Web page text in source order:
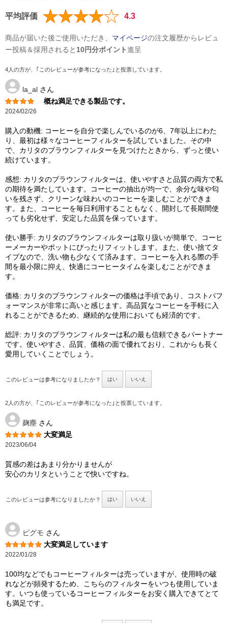
平均評価 4.3
商品が届いた後ご使用いただき、 マイページの注文履歴からレビュ
ー投稿＆採用されると 10円分ポイント進呈
4人の方が、｢このレビューが参考になった｣と投票しています。
la_al さん
概ね満足できる製品です。
2024/02/26
購入の動機: コーヒーを自分で楽しんでいるのが6、7年以上にわた
り、最初は様々なコーヒーフィルターを試していました。その中
で、カリタのブラウンフィルターを見つけたときから、ずっと使い
続けています。
感想: カリタのブラウンフィルターは、使いやすさと品質の両方で私
の期待を満たしています。コーヒーの抽出が均一で、余分な味や匂
いを残さず、クリーンな味わいのコーヒーを楽しむことができま
す。また、コーヒーを毎日利用することもなく、開封して長期間使
っても劣化せず、安定した品質を保っています。
使い勝手: カリタのブラウンフィルターは取り扱いが簡単で、コーヒ
ーメーカーやポットにぴったりフィットします。また、使い捨てタ
イプなので、洗い物も少なくて済みます。コーヒーを入れる際の手
間を最小限に抑え、快適にコーヒータイムを楽しむことができま
す。
価格: カリタのブラウンフィルターの価格は手頃であり、コストパフ
ォーマンスが非常に高いと感じます。高品質なコーヒーを手軽に入
れることができるため、継続的な使用においても経済的です。
総評: カリタのブラウンフィルターは私の最も信頼できるパートナー
です。使いやすさ、品質、価格の面で優れており、これからも長く
愛用していくことでしょう。
このレビューは参考になりましたか？ はい いいえ
2人の方が、｢このレビューが参考になった｣と投票しています。
麹塵 さん
大変満足
2023/06/04
質感の差はあまり分かりませんが
安心のカリタということで快いですね。
このレビューは参考になりましたか？ はい いいえ
ピグモ さん
大変満足しています
2022/01/28
100均などでもコーヒーフィルターは売っていますが、使用時の破
れなどが頻発するため、こちらのフィルターをいつも使用していま
す。いつも使っているコーヒーフィルターをお安く購入できてとて
も満足です。